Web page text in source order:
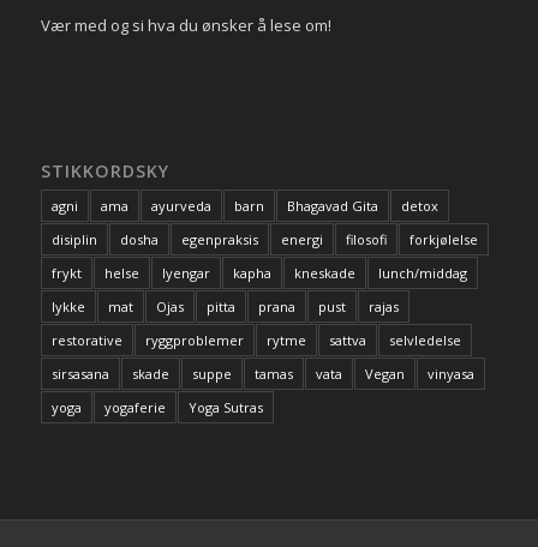
Vær med og si hva du ønsker å lese om!
STIKKORDSKY
agni ama ayurveda barn Bhagavad Gita
detox
disiplin
dosha egenpraksis energi filosofi
forkjølelse
frykt
helse Iyengar kapha kneskade
lunch/middag
lykke
mat Ojas pitta prana pust
rajas
restorative
ryggproblemer rytme sattva
selvledelse
sirsasana
skade suppe tamas vata Vegan
vinyasa
yoga
yogaferie Yoga Sutras